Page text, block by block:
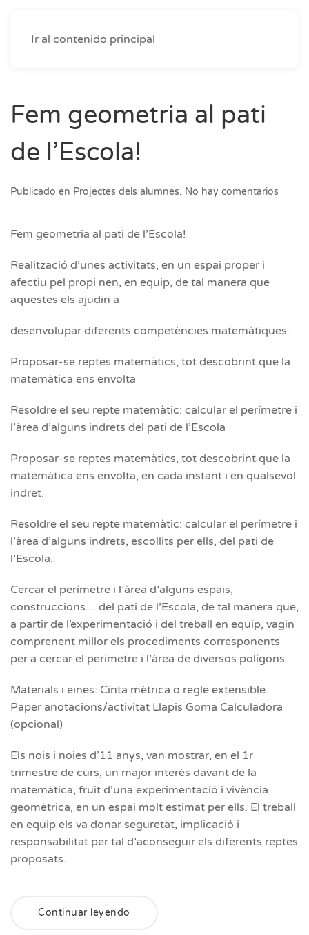
Ir al contenido principal
Fem geometria al pati
de l’Escola!
Publicado en Projectes dels alumnes. No hay comentarios
Fem geometria al pati de l’Escola!
Realització d’unes activitats, en un espai proper i
afectiu pel propi nen, en equip, de tal manera que
aquestes els ajudin a
desenvolupar diferents competències matemàtiques.
Proposar-se reptes matemàtics, tot descobrint que la
matemàtica ens envolta
Resoldre el seu repte matemàtic: calcular el perímetre i
l’àrea d’alguns indrets del pati de l’Escola
Proposar-se reptes matemàtics, tot descobrint que la
matemàtica ens envolta, en cada instant i en qualsevol
indret.
Resoldre el seu repte matemàtic: calcular el perímetre i
l’àrea d’alguns indrets, escollits per ells, del pati de
l’Escola.
Cercar el perímetre i l’àrea d’alguns espais,
construccions… del pati de l’Escola, de tal manera que,
a partir de l’experimentació i del treball en equip, vagin
comprenent millor els procediments corresponents
per a cercar el perímetre i l’àrea de diversos polígons.
Materials i eines: Cinta mètrica o regle extensible
Paper anotacions/activitat Llapis Goma Calculadora
(opcional)
Els nois i noies d’11 anys, van mostrar, en el 1r
trimestre de curs, un major interès davant de la
matemàtica, fruit d’una experimentació i vivència
geomètrica, en un espai molt estimat per ells. El treball
en equip els va donar seguretat, implicació i
responsabilitat per tal d’aconseguir els diferents reptes
proposats.
Continuar leyendo